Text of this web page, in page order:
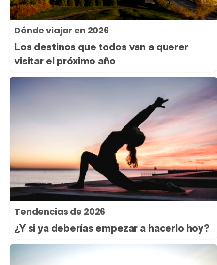
Dónde viajar en 2026
Los destinos que todos van a querer
visitar el próximo año
Tendencias de 2026
¿Y si ya deberías empezar a hacerlo hoy?